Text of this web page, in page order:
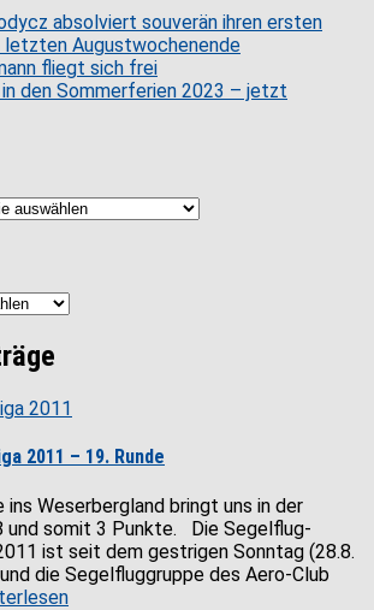
absolviert souverän ihren ersten
letzten Augustwochenende
fliegt sich frei
in den Sommerferien 2023 – jetzt
2011
2011 – 19. Runde
ins Weserbergland bringt uns in der
und somit 3 Punkte. Die Segelflug-
ist seit dem gestrigen Sonntag (28.8.
die Segelfluggruppe des Aero-Club